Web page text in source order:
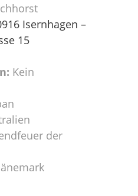
Isernhagen –
15
Kein
der